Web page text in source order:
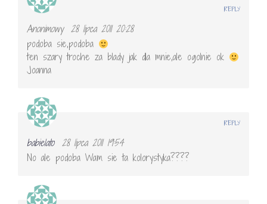
Anonimowy 28 lipca 2011 20:28
podoba sie,podoba
ten szary troche za blady jak dla mnie,ale ogolnie ok
Joanna
REPLY
babielato 28 lipca 2011 19:54
No ale podoba Wam sie ta kolorystyka????
REPLY